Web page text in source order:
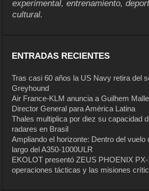
experimental, entrenamiento,
cultural.
ENTRADAS RECIENTES
Tras casi 60 años la US Navy retira del
Greyhound
Air France-KLM anuncia a Guilhem
Director General para América Latina
Thales multiplica por diez su capacidad
radares en Brasil
Ampliando el horizonte: Dentro del vuelo
largo del A350-1000ULR
EKOLOT presentó ZEUS PHOENIX
operaciones tácticas y las misiones